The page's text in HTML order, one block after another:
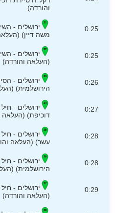
והורדה)
0:25
משה דיין)
0:25
(העלאה והורדה)
0:26
הירושלמית)
0:27
דוכיפת) (העלאה
0:28
עשר) (העלאה
0:28
הירושלמית)
0:29
(העלאה והורדה)